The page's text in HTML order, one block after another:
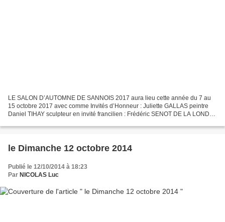
LE SALON D’AUTOMNE DE SANNOIS 2017 aura lieu cette année du 7 au
15 octobre 2017 avec comme Invités d’Honneur : Juliette GALLAS peintre
Daniel TIHAY sculpteur en invité francilien : Frédéric SENOT DE LA LONDE
le Dimanche 12 octobre 2014
Publié le 12/10/2014 à 18:23
Par NICOLAS Luc